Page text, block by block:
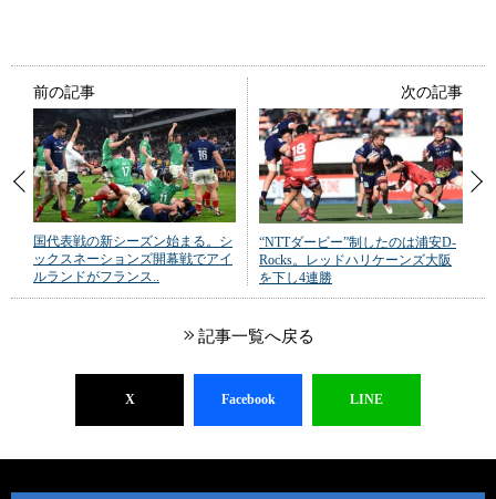
前の記事
国代表戦の新シーズン始まる。シ
ックスネーションズ開幕戦でアイ
ルランドがフランス..
次の記事
“NTTダービー”制したのは浦安D-
Rocks。レッドハリケーンズ大阪
を下し4連勝
記事一覧へ戻る
X Facebook LINE